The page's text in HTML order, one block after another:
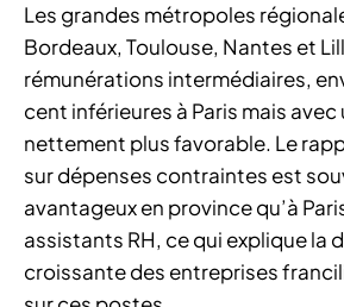
Les grandes métropoles
Bordeaux, Toulouse, Nantes et
rémunérations intermédiaires,
cent inférieures à Paris mais
nettement plus favorable. Le
sur dépenses contraintes est
avantageux en province qu’à
assistants RH, ce qui explique la
croissante des entreprises